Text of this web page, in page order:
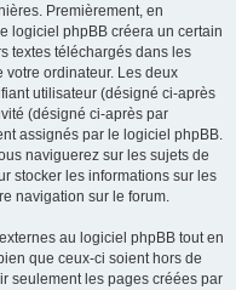
Premièrement, en
logiciel phpBB créera un certain
textes téléchargés dans les
votre ordinateur. Les deux
utilisateur (désigné ci-après
(désigné ci-après par
assignés par le logiciel phpBB.
naviguerez sur les sujets de
stocker les informations sur les
navigation sur le forum.
au logiciel phpBB tout en
que ceux-ci soient hors de
seulement les pages créées par